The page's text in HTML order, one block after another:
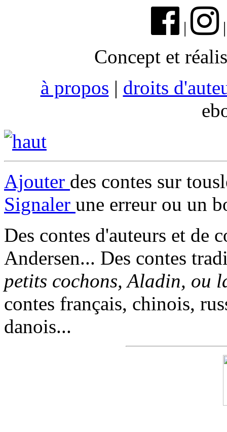
|
Concept et
à propos | droits
Ajouter des contes sur
Signaler une erreur ou un
Des contes d'auteurs et de
Andersen... Des contes
petits cochons, Aladin, ou
contes français, chinois,
danois...